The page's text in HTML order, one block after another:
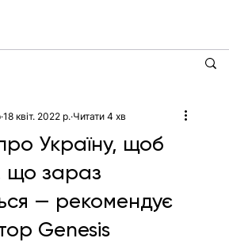
Україну, щоб
що зараз
— рекомендує
Genesis
18 квіт. 2022 р. Читати 4 хв